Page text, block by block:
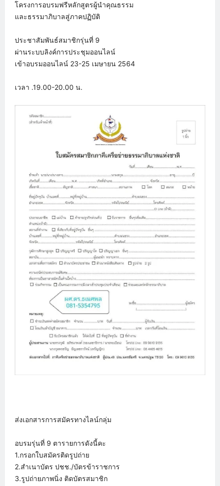
โครงการอบรมฟรีหลักสูตรผู้นำคุณธรรม
และธรรมาภิบาลสู่ภาคปฏิบัติ
ประชาสัมพันธ์สมาชิกรุ่นที่ 9
ผ่านระบบลิงค์การประชุมออนไลน์
เข้าอบรมออนไลน์ 23-25 เมษายน 2564
เวลา .19.00-20.00 น.
ส่งเอกสารการสมัครทางไลน์กลุ่ม
อบรมรุ่นที่ 9 ตารายการดังนี้คะ
1.กรอกใบสมัครติดรูปถ่าย
2.สำเนาบัตร ปชช./บัตรข้าราชการ
3.รูปถ่ายภาพนิ่ง ติดบัตรสมาชิก